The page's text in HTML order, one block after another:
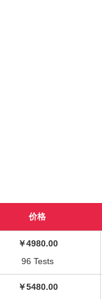
价格
￥4980.00
96 Tests
￥5480.00